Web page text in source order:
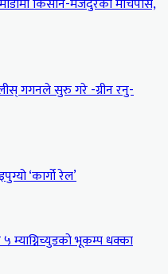
गगनले सुरु गरे -ग्रीन रनु-
‘कार्गो रेल’
म्याग्निच्युडको भूकम्प धक्का